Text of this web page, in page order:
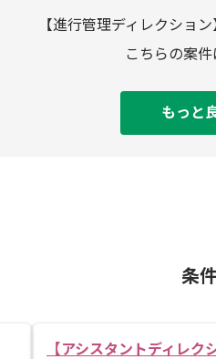
【進行管理ディレクショ
こちらの案
もっと
条
【アシスタントディレク